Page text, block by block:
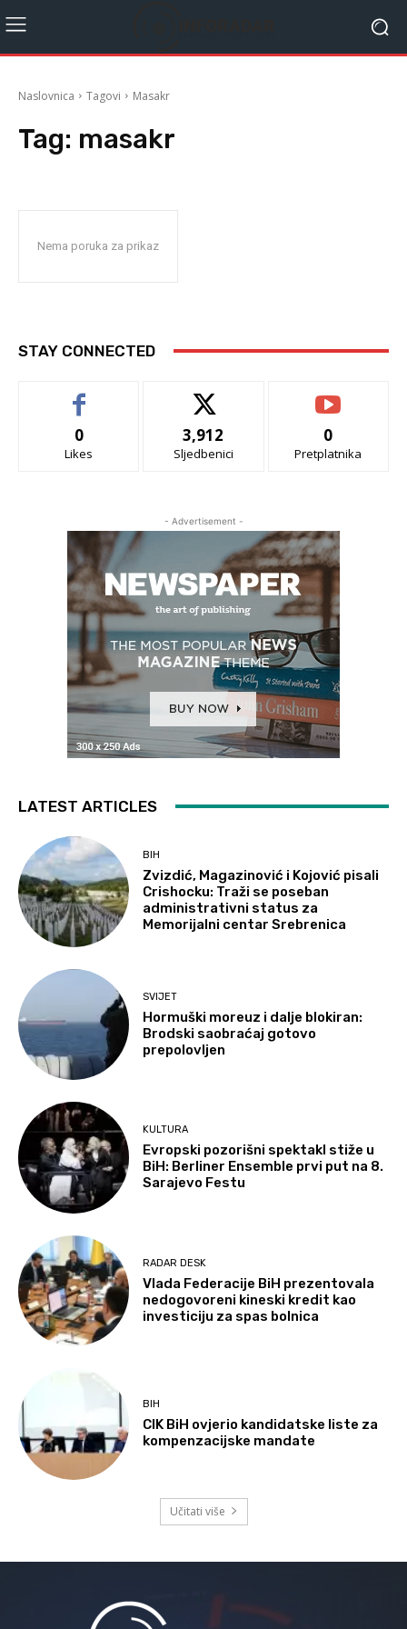
Naslovnica Tagovi Masakr
Tag: masakr
Nema poruka za prikaz
STAY CONNECTED
0
Likes
3,912
Sljedbenici
0
Pretplatnika
- Advertisement -
LATEST ARTICLES
BIH
Zvizdić, Magazinović i Kojović pisali
Crishocku: Traži se poseban
administrativni status za
Memorijalni centar Srebrenica
SVIJET
Hormuški moreuz i dalje blokiran:
Brodski saobraćaj gotovo
prepolovljen
KULTURA
Evropski pozorišni spektakl stiže u
BiH: Berliner Ensemble prvi put na 8.
Sarajevo Festu
RADAR DESK
Vlada Federacije BiH prezentovala
nedogovoreni kineski kredit kao
investiciju za spas bolnica
BIH
CIK BiH ovjerio kandidatske liste za
kompenzacijske mandate
Učitati više